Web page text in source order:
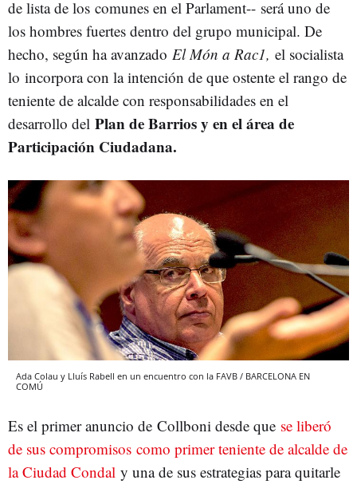
de lista de los comunes en el Parlament-- será uno de
los hombres fuertes dentro del grupo municipal. De
hecho, según ha avanzado El Món a Rac1, el socialista
lo incorpora con la intención de que ostente el rango de
teniente de alcalde con responsabilidades en el
desarrollo del Plan de Barrios y en el área de
Participación Ciudadana.
Ada Colau y Lluís Rabell en un encuentro con la FAVB / BARCELONA EN
COMÚ
Es el primer anuncio de Collboni desde que se liberó
de sus compromisos como primer teniente de alcalde de
la Ciudad Condal y una de sus estrategias para quitarle